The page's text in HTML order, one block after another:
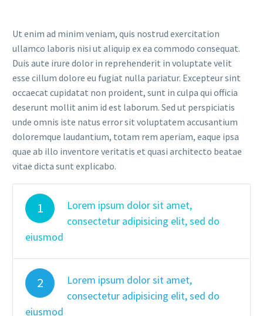
Ut enim ad minim veniam, quis nostrud exercitation
ullamco laboris nisi ut aliquip ex ea commodo consequat.
Duis aute irure dolor in reprehenderit in voluptate velit
esse cillum dolore eu fugiat nulla pariatur. Excepteur sint
occaecat cupidatat non proident, sunt in culpa qui officia
deserunt mollit anim id est laborum. Sed ut perspiciatis
unde omnis iste natus error sit voluptatem accusantium
doloremque laudantium, totam rem aperiam, eaque ipsa
quae ab illo inventore veritatis et quasi architecto beatae
vitae dicta sunt explicabo.
1
Lorem ipsum dolor sit amet,
consectetur adipisicing elit, sed do
eiusmod
2
Lorem ipsum dolor sit amet,
consectetur adipisicing elit, sed do
eiusmod